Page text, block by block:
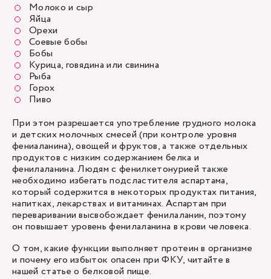
Молоко и сыр
Яйца
Орехи
Соевые бобы
Бобы
Курица, говядина или свинина
Рыба
Горох
Пиво
При этом разрешается употребление грудного молока
и детских молочных смесей (при контроле уровня
фениаланина), овощей и фруктов, а также отдельных
продуктов с низким содержанием белка и
фенилаланина. Людям с фенилкетонурией также
необходимо избегать подсластителя аспартама,
который содержится в некоторых продуктах питания,
напитках, лекарствах и витаминах. Аспартам при
переваривании высвобождает фенилаланин, поэтому
он повышает уровень фенилаланина в крови человека.
О том, какие функции выполняет протеин в организме
и почему его избыток опасен при ФКУ, читайте в
нашей статье о белковой пище.